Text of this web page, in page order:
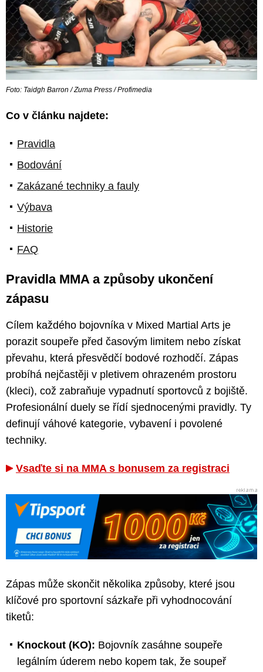
Foto: Taidgh Barron / Zuma Press / Profimedia
Co v článku najdete:
Pravidla
Bodování
Zakázané techniky a fauly
Výbava
Historie
FAQ
Pravidla MMA a způsoby ukončení
zápasu
Cílem každého bojovníka v Mixed Martial Arts je
porazit soupeře před časovým limitem nebo získat
převahu, která přesvědčí bodové rozhodčí. Zápas
probíhá nejčastěji v pletivem ohrazeném prostoru
(kleci), což zabraňuje vypadnutí sportovců z bojiště.
Profesionální duely se řídí sjednocenými pravidly. Ty
definují váhové kategorie, vybavení i povolené
techniky.
Vsaďte si na MMA s bonusem za registraci
Zápas může skončit několika způsoby, které jsou
klíčové pro sportovní sázkaře při vyhodnocování
tiketů:
Knockout (KO): Bojovník zasáhne soupeře
legálním úderem nebo kopem tak, že soupeř